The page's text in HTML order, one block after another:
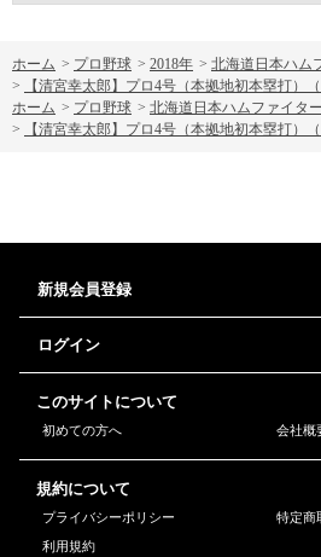
ホーム > プロ野球 > 2018年 > 北海道日本ハム
>
【清宮幸太郎】プロ4号（本拠地初本塁打）（
ホーム > プロ野球 > 北海道日本ハムファイタ
>
【清宮幸太郎】プロ4号（本拠地初本塁打）（
新規会員登録
ログイン
このサイトについて
初めての方へ 会社概
規約について
プライバシーポリシー
特定商
利用規約